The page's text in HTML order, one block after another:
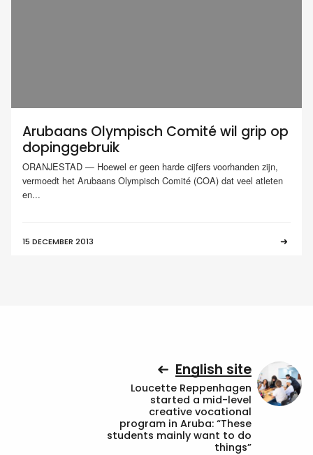
Arubaans Olympisch Comité wil grip op
dopinggebruik
ORANJESTAD — Hoewel er geen harde cijfers voorhanden zijn,
vermoedt het Arubaans Olympisch Comité (COA) dat veel atleten
en...
15 DECEMBER 2013
English site
Loucette Reppenhagen
started a mid-level
creative vocational
program in Aruba: “These
students mainly want to do
things”